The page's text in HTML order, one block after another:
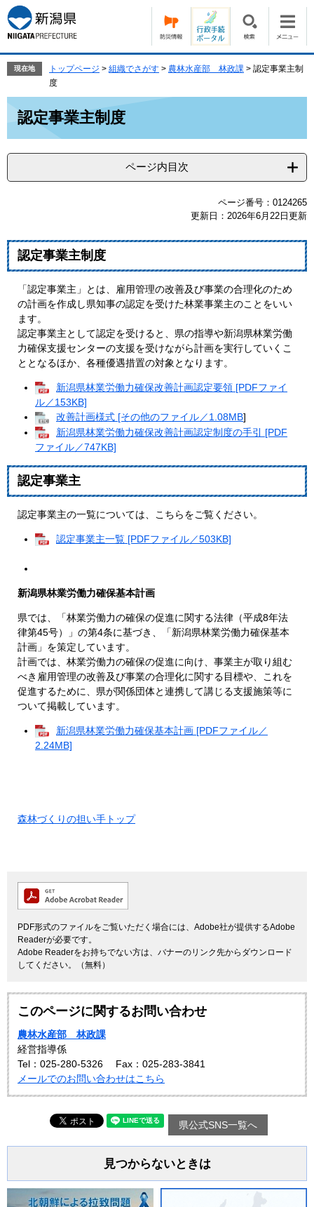
ー
ジ
の
で
す。
ニ
ュ
ー
ば
本
文
現在地 トップページ > 組織でさがす > 農林水産部 林政課 > 認定事業主制
度
認定事業主制度
ページ内目次
ページ番号：0124265
更新日：2026年6月22日更新
認定事業主制度
「認定事業主」とは、雇用管理の改善及び事業の合理化のため
の計画を作成し県知事の認定を受けた林業事業主のことをいい
ます。
認定事業主として認定を受けると、県の指導や新潟県林業労働
力確保支援センターの支援を受けながら計画を実行していくこ
ととなるほか、各種優遇措置の対象となります。
新潟県林業労働力確保改善計画認定要領 [PDFファイ
ル／153KB]
改善計画様式 [その他のファイル／1.08MB]
新潟県林業労働力確保改善計画認定制度の手引 [PDF
ファイル／747KB]
認定事業主
認定事業主の一覧については、こちらをご覧ください。
認定事業主一覧 [PDFファイル／503KB]
新潟県林業労働力確保基本計画
県では、「林業労働力の確保の促進に関する法律（平成8年法
律第45号）」の第4条に基づき、「新潟県林業労働力確保基本
計画」を策定しています。
計画では、林業労働力の確保の促進に向け、事業主が取り組む
べき雇用管理の改善及び事業の合理化に関する目標や、これを
促進するために、県が関係団体と連携して講じる支援施策等に
ついて掲載しています。
新潟県林業労働力確保基本計画 [PDFファイル／
2.24MB]
森林づくりの担い手トップ
PDF形式のファイルをご覧いただく場合には、Adobe社が提供するAdobe
Readerが必要です。
Adobe Readerをお持ちでない方は、バナーのリンク先からダウンロード
してください。（無料）
このページに関するお問い合わせ
農林水産部 林政課
経営指導係
Tel：025-280-5326
Fax：025-283-3841
メールでのお問い合わせはこちら
県公式SNS一覧へ
見つからないときは